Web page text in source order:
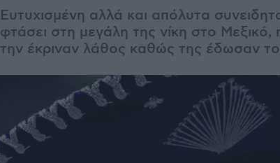
Ευτυχισμένη αλλά και απόλυτα
φτάσει στη μεγάλη της νίκη στο
την έκριναν λάθος καθώς της έδωσαν το